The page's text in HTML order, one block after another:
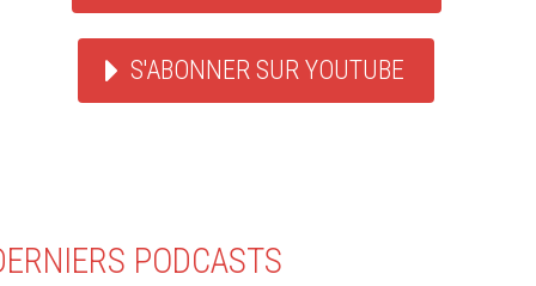
S'ABONNER SUR YOUTUBE
PODCASTS